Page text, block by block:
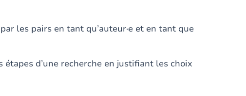
les pairs en tant qu’auteur·e et en tant que
d’une recherche en justifiant les choix